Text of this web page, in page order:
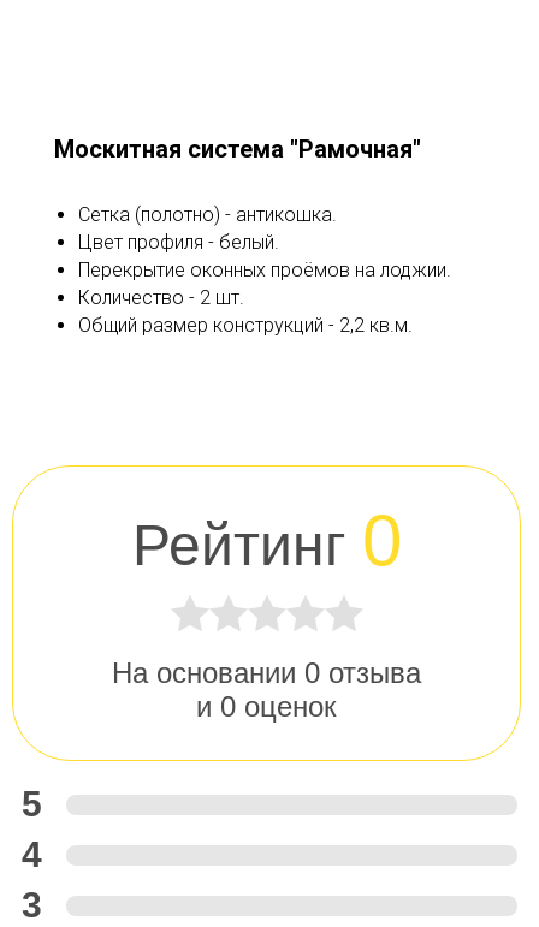
Москитная система "Рамочная"
Сетка (полотно) - антикошка.
Цвет профиля - белый.
Перекрытие оконных проёмов на лоджии.
Количество - 2 шт.
Общий размер конструкций - 2,2 кв.м.
Рейтинг 0
На основании 0 отзыва
и 0 оценок
5
4
3